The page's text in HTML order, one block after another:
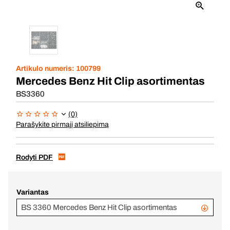
Artikulo numeris: 100799
Mercedes Benz Hit Clip asortimentas
BS3360
(0)
Parašykite pirmąjį atsiliepimą
Rodyti PDF
Variantas
BS 3360 Mercedes Benz Hit Clip asortimentas